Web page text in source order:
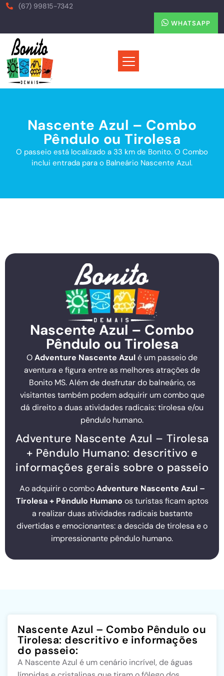
(67) 99815-7342
WHATSAPP
Nascente Azul – Combo
Pêndulo ou Tirolesa
O passeio está localizado a 33 km de Bonito. O Combo
inclui entrada para o Balneário Nascente Azul.
Nascente Azul – Combo
Pêndulo ou Tirolesa
OAdventure Nascente Azulé um passeio de
aventura e figura entre as melhores atrações de
Bonito MS. Além de desfrutar do balneário, os
visitantes também podem adquirir um combo que
dá direito a duas atividades radicais: tirolesa e/ou
pêndulo humano.
Adventure Nascente Azul – Tirolesa
+ Pêndulo Humano: descritivo e
informações gerais sobre o passeio
Ao adquirir o comboAdventure Nascente Azul –
Tirolesa + Pêndulo Humano os turistas ficam aptos
a realizar duas atividades radicais bastante
divertidas e emocionantes: a descida de tirolesa e o
impressionante pêndulo humano.
Nascente Azul – Combo Pêndulo ou
Tirolesa: descritivo e informações
do passeio:
A Nascente Azul é um cenário incrível, de águas